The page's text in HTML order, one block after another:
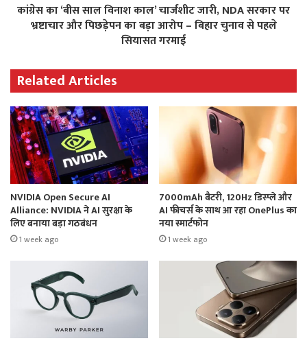
कांग्रेस का ‘बीस साल विनाश काल’ चार्जशीट जारी, NDA सरकार पर
भ्रष्टाचार और पिछड़ेपन का बड़ा आरोप – बिहार चुनाव से पहले
सियासत गरमाई
Related Articles
NVIDIA Open Secure AI
Alliance: NVIDIA ने AI सुरक्षा के
लिए बनाया बड़ा गठबंधन
1 week ago
7000mAh बैटरी, 120Hz डिस्प्ले और
AI फीचर्स के साथ आ रहा OnePlus का
नया स्मार्टफोन
1 week ago